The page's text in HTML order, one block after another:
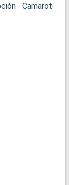
Camarotes